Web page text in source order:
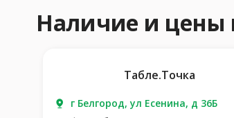
Наличие и цены
Табле.Точка
г Белгород, ул Есенина, д 36Б